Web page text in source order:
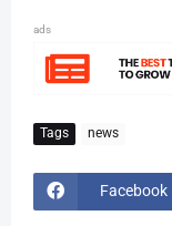
ads
Tags news
Facebook